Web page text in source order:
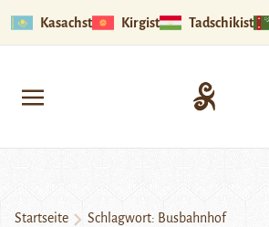
Kasachstan Kirgistan Tadschikistan
Startseite Schlagwort: Busbahnhof